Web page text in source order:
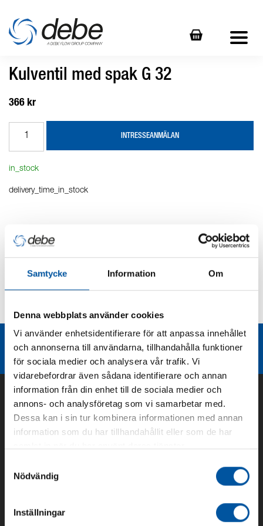
Samtycke Information Om
Denna webbplats använder cookies
Vi använder enhetsidentifierare för att anpassa innehållet
och annonserna till användarna, tillhandahålla funktioner
för sociala medier och analysera vår trafik. Vi
vidarebefordrar även sådana identifierare och annan
information från din enhet till de sociala medier och
annons- och analysföretag som vi samarbetar med.
Dessa kan i sin tur kombinera informationen med annan
information som du har tillhandahållit eller som de har
Nödvändig
Inställningar
Kulventil med spak G 32
366 kr
INTRESSEANMÄLAN
in_stock
delivery_time_in_stock
Produktbeskrivning
Kurvor
Teknisk dokumentation
Liknande produktgrupper
Om oss